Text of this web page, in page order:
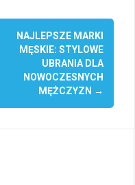
NAJLEPSZE MARKI
MĘSKIE: STYLOWE
UBRANIA DLA
NOWOCZESNYCH
MĘŻCZYZN →